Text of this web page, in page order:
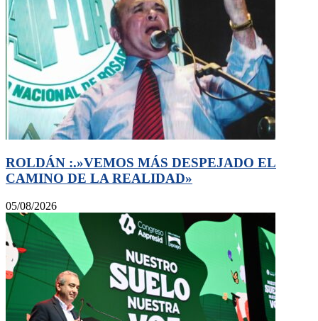
ROLDÁN :.»VEMOS MÁS DESPEJADO EL
CAMINO DE LA REALIDAD»
05/08/2026